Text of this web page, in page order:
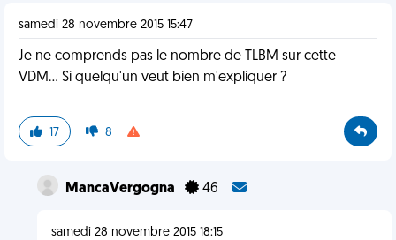
samedi 28 novembre 2015 15:47
Je ne comprends pas le nombre de TLBM sur cette
VDM... Si quelqu'un veut bien m'expliquer ?
17 8
MancaVergogna 46
samedi 28 novembre 2015 18:15